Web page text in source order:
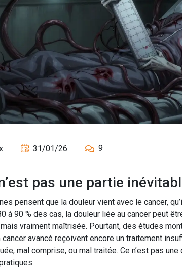
31/01/26 9
pas une partie
pensent que la douleur vient avec le cancer,
à 90 % des cas, la douleur liée au cancer peut
vraiment maîtrisée. Pourtant, des études
avancé reçoivent encore un traitement
mal comprise, ou mal traitée. Ce n’est pas